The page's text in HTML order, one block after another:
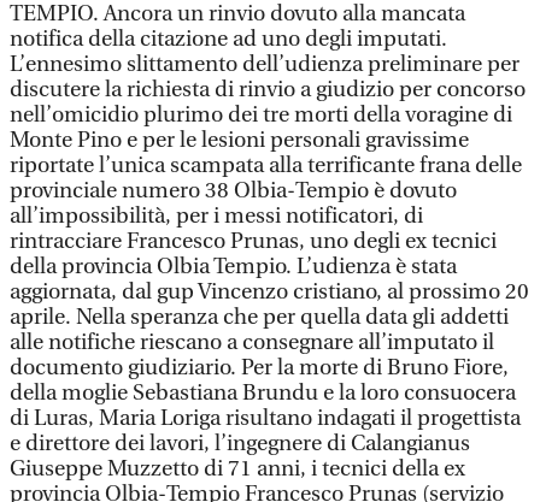
TEMPIO. Ancora un rinvio dovuto alla mancata
notifica della citazione ad uno degli imputati.
L’ennesimo slittamento dell’udienza preliminare per
discutere la richiesta di rinvio a giudizio per concorso
nell’omicidio plurimo dei tre morti della voragine di
Monte Pino e per le lesioni personali gravissime
riportate l’unica scampata alla terrificante frana delle
provinciale numero 38 Olbia-Tempio è dovuto
all’impossibilità, per i messi notificatori, di
rintracciare Francesco Prunas, uno degli ex tecnici
della provincia Olbia Tempio. L’udienza è stata
aggiornata, dal gup Vincenzo cristiano, al prossimo 20
aprile. Nella speranza che per quella data gli addetti
alle notifiche riescano a consegnare all’imputato il
documento giudiziario. Per la morte di Bruno Fiore,
della moglie Sebastiana Brundu e la loro consuocera
di Luras, Maria Loriga risultano indagati il progettista
e direttore dei lavori, l’ingegnere di Calangianus
Giuseppe Muzzetto di 71 anni, i tecnici della ex
provincia Olbia-Tempio Francesco Prunas (servizio